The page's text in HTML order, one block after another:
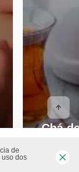
Chá
de
uso dos